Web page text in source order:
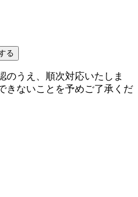
る
のうえ、順次対応いたしま
きないことを予めご了承くだ